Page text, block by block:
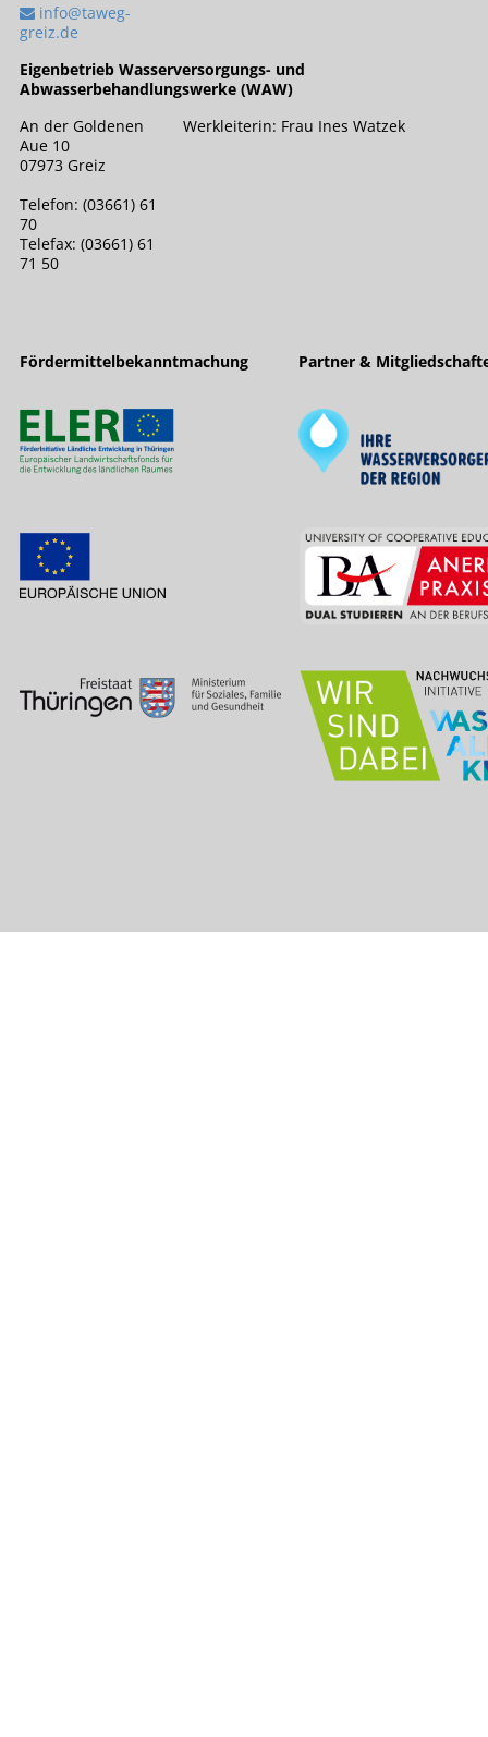
info@taweg-
greiz.de
Eigenbetrieb Wasserversorgungs- und
Abwasserbehandlungswerke (WAW)
An der Goldenen
Aue 10
07973 Greiz
Telefon: (03661) 61
70
Telefax: (03661) 61
71 50
Werkleiterin: Frau Ines Watzek
Fördermittelbekanntmachung Partner &